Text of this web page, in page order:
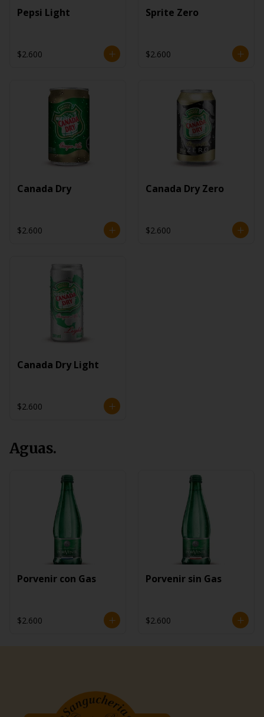
Pepsi Light
$2.600
Sprite Zero
$2.600
Canada Dry
$2.600
Canada Dry Zero
$2.600
Canada Dry Light
$2.600
Aguas.
Porvenir con Gas
$2.600
Porvenir sin Gas
$2.600